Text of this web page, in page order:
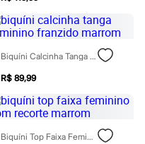
Biquíni Calcinha Tanga Feminino Franzido Marrom
R$ 89,99
Biquíni Top Faixa Feminino Com Recorte Marrom